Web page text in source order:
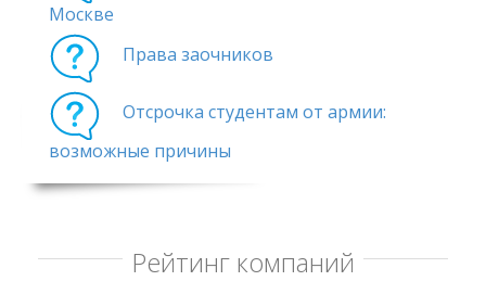
Москве
Права заочников
Отсрочка студентам от армии:
возможные причины
Рейтинг компаний